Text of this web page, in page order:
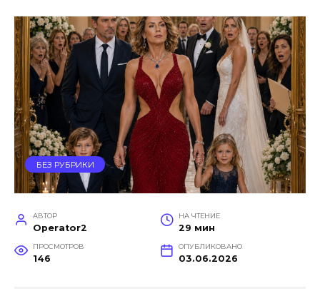
БЕЗ РУБРИКИ
АВТОР
Operator2
НА ЧТЕНИЕ
29 мин
ПРОСМОТРОВ
146
ОПУБЛИКОВАНО
03.06.2026